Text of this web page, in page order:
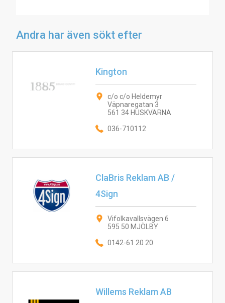
Andra har även sökt efter
Kington
c/o c/o Heldemyr
Väpnaregatan 3
561 34 HUSKVARNA
036-710112
ClaBris Reklam AB /
4Sign
Vifolkavallsvägen 6
595 50 MJÖLBY
0142-61 20 20
Willems Reklam AB